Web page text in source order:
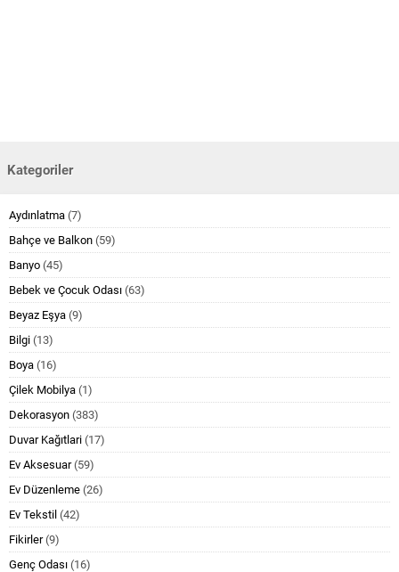
Kategoriler
Aydınlatma (7)
Bahçe ve Balkon (59)
Banyo (45)
Bebek ve Çocuk Odası (63)
Beyaz Eşya (9)
Bilgi (13)
Boya (16)
Çilek Mobilya (1)
Dekorasyon (383)
Duvar Kağıtlari (17)
Ev Aksesuar(59)
Ev Düzenleme (26)
Ev Tekstil (42)
Fikirler(9)
Genç Odası (16)